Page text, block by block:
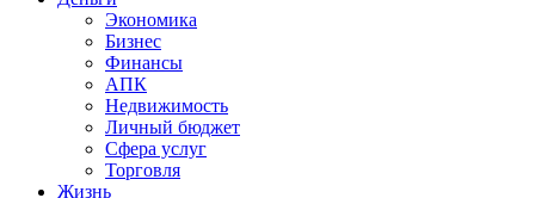
Экономика
Бизнес
Финансы
АПК
Недвижимость
Личный бюджет
Сфера услуг
Торговля
Жизнь